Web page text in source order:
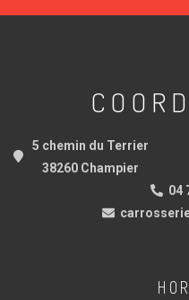
5 chemin du Terrier
38260 Champier
04